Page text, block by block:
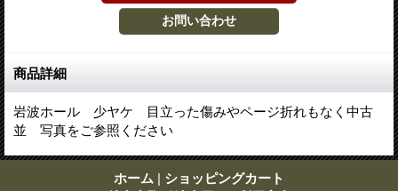
商品詳細
岩波ホール 少ヤケ 目立った傷みやページ折れもなく中古
並 写真をご参照ください
ホーム | ショッピングカート